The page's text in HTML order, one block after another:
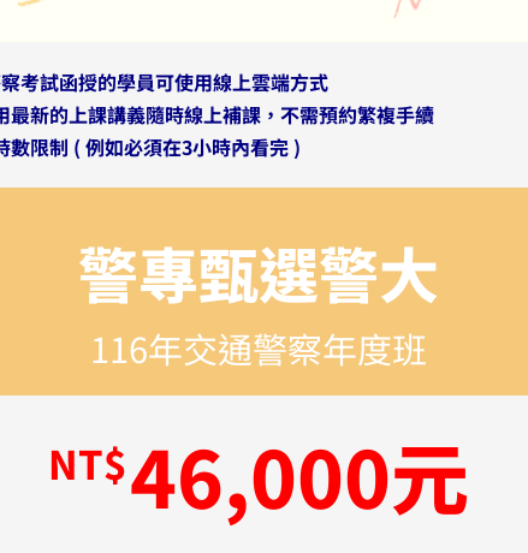
考試函授的學員可使用線上雲端方式
新的上課講義隨時線上補課，不需預約繁複手續
數限制 ( 例如必須在3小時內看完 )
警專甄選警大
116年交通警察年度班
NT$46,000元